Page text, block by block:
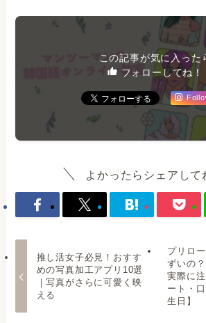
この記事が気に入った
フォローしてね！
よかったらシェアして
推し活女子必見！おすす
めの写真加工アプリ10選
｜写真がさらに可愛く映
える
プリロ
ずいの
実際に
ート・
生日】